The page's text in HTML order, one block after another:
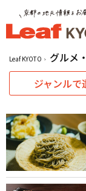
Leaf KYOTO
グルメ
ジャンルで